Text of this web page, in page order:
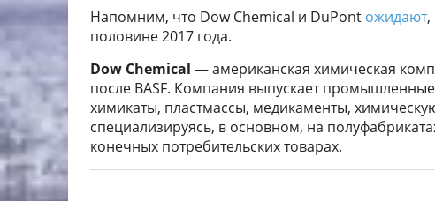
Напомним, что Dow Chemical и DuPont ожидают,
половине 2017 года.
Dow Chemical — американская химическая
после BASF. Компания выпускает
химикаты, пластмассы, медикаменты,
специализируясь, в основном, на
конечных потребительских товарах.